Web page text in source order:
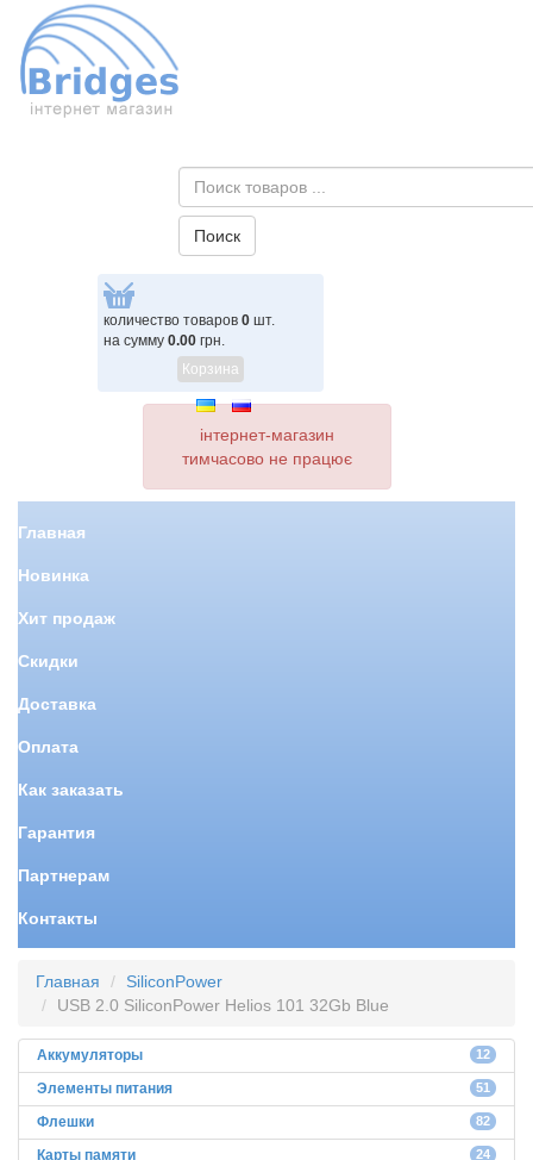
количество товаров 0 шт.
на сумму 0.00 грн.
Корзина
інтернет-магазин
тимчасово не працює
Главная
Новинка
Хит продаж
Скидки
Доставка
Оплата
Как заказать
Гарантия
Партнерам
Контакты
Главная
SiliconPower
USB 2.0 SiliconPower Helios 101 32Gb Blue
Аккумуляторы 12
Элементы питания 51
Флешки 82
Карты памяти 24